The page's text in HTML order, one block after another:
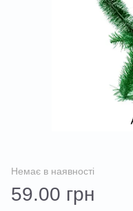
Немає в наявності
59.00 грн